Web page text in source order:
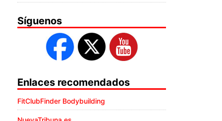
Síguenos
Enlaces recomendados
FitClubFinder Bodybuilding